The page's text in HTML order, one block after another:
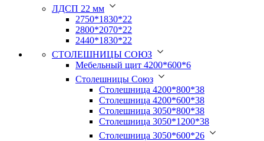
ЛДСП 22 мм
2750*1830*22
2800*2070*22
2440*1830*22
СТОЛЕШНИЦЫ СОЮЗ
Мебельный щит 4200*600*6
Столешницы Союз
Столешница 4200*800*38
Столешница 4200*600*38
Столешница 3050*800*38
Столешница 3050*1200*38
Столешница 3050*600*26